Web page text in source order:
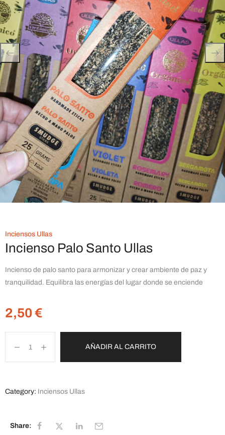
Inciensos Ullas
Incienso Palo Santo Ullas
Incienso de palo santo para armonizar y crear ambiente de paz y
tranquilidad. Equilibra las energías del lugar donde se enciende
2,50€
AÑADIR AL CARRITO
Category: Inciensos Ullas
Share: